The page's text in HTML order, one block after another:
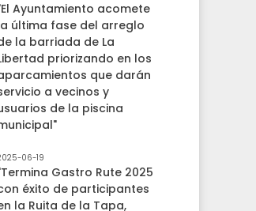
Ayuntamiento acomete
última fase del arreglo
la barriada de La
priorizando en los
que darán
a vecinos y
de la piscina
06-19
Gastro Rute 2025
éxito de participantes
la Ruita de la Tapa,